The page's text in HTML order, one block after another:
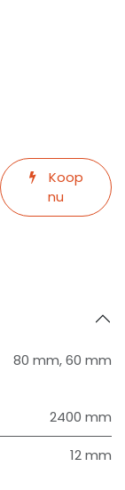
Koop
nu
80 mm,60 mm
2400 mm
12 mm